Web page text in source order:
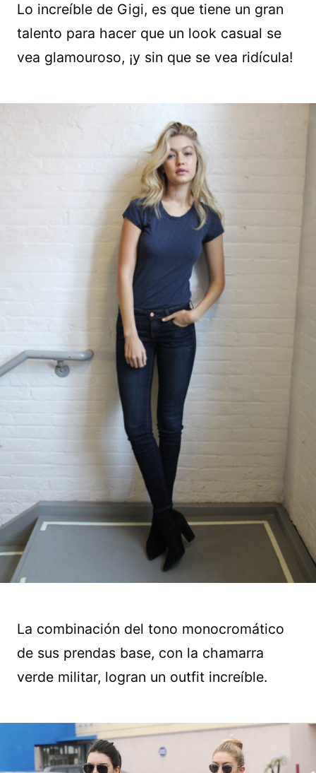
Lo increíble de Gigi, es que tiene un gran
talento para hacer que un look casual se
vea glamouroso, ¡y sin que se vea ridícula!
La combinación del tono monocromático
de sus prendas base, con la chamarra
verde militar, logran un outfit increíble.